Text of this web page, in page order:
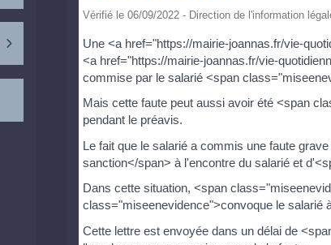
Vérifié le 06/09/2022 - Direction de l'information
Une <a href="https://mairie-joannas.fr/vie-
<a href="https://mairie-joannas.fr/vie-
commise par le salarié <span
Mais cette faute peut aussi avoir été <span
pendant le préavis.
Le fait que le salarié a commis une faute
sanction</span> à l'encontre du salarié et
Dans cette situation, <span
class="miseenevidence">convoque le salarié
Cette lettre est envoyée dans un délai de